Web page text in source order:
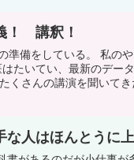
！ 講釈！
準備をしている。 私の
たいてい、最新のデー
くさんの講演を聞いて
な人はほんとうに